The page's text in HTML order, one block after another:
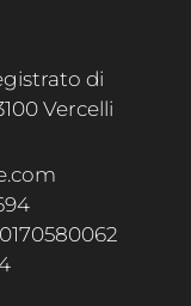
di
Vercelli